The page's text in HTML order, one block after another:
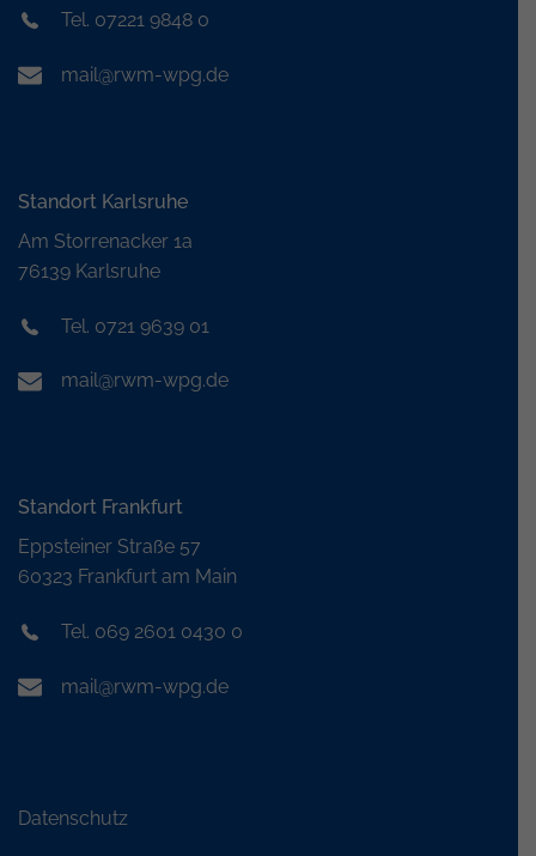
Tel. 07221 9848 0
mail@rwm-wpg.de
Standort Karlsruhe
Am Storrenacker 1a
76139 Karlsruhe
Tel. 0721 9639 01
mail@rwm-wpg.de
Standort Frankfurt
Eppsteiner Straße 57
60323 Frankfurt am Main
Tel. 069 2601 0430 0
mail@rwm-wpg.de
Datenschutz